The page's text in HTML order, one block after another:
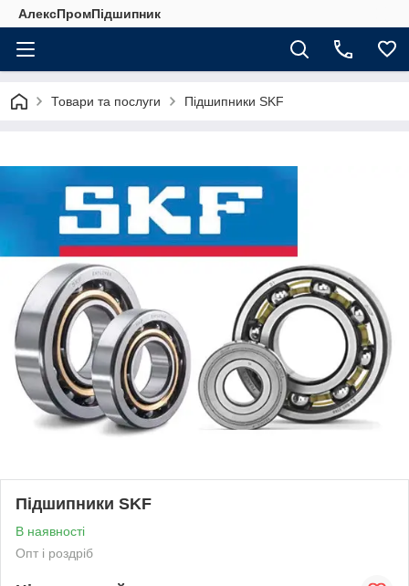
АлексПромПідшипник
Товари та послуги Підшипники SKF
Підшипники SKF
В наявності
Опт і роздріб